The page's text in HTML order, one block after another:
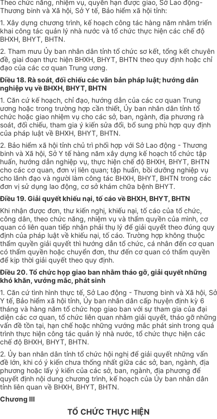
Theo chức năng, nhiệm vụ, quyền hạn được giao, Sở Lao động-
Thương binh và Xã hội, Sở Y tế, Bảo hiểm xã hội tỉnh:
1. Xây dựng chương trình, kế hoạch công tác hàng năm nhằm triển
khai công tác quản lý nhà nước và tổ chức thực hiện các chế độ
BHXH, BHYT, BHTN.
2. Tham mưu Ủy ban nhân dân tỉnh tổ chức sơ kết, tổng kết chuyên
đề, giai đoạn thực hiện BHXH, BHYT, BHTN theo quy định hoặc chỉ
đạo của các cơ quan Trung ương.
Điều 18. Rà soát, đối chiếu các văn bản pháp luật; hướng dẫn
nghiệp vụ về BHXH, BHYT, BHTN
1. Căn cứ kế hoạch, chỉ đạo, hướng dẫn của các cơ quan Trung
ương hoặc trong trường hợp cần thiết, Ủy ban nhân dân tỉnh tổ
chức hoặc giao nhiệm vụ cho các sở, ban, ngành, địa phương rà
soát, đối chiếu, tham gia ý kiến sửa đổi, bổ sung phù hợp quy định
của pháp luật về BHXH, BHYT, BHTN.
2. Bảo hiểm xã hội tỉnh chủ trì phối hợp với Sở Lao động - Thương
binh và Xã hội, Sở Y tế hàng năm xây dựng kế hoạch tổ chức tập
huấn, hướng dẫn nghiệp vụ, thực hiện chế độ BHXH, BHYT, BHTN
cho các cơ quan, đơn vị liên quan; tập huấn, bồi dưỡng nghiệp vụ
cho lãnh đạo và người làm công tác BHXH, BHYT, BHTN trong các
đơn vị sử dụng lao động, cơ sở khám chữa bệnh BHYT.
Điều 19. Giải quyết khiếu nại, tố cáo về BHXH, BHYT, BHTN
Khi nhận được đơn, thư kiến nghị, khiếu nại, tố cáo của tổ chức,
công dân, theo chức năng, nhiệm vụ và thẩm quyền của mình, cơ
quan có liên quan tiếp nhận phải thụ lý để giải quyết theo đúng quy
định của pháp luật về khiếu nại, tố cáo. Trường hợp không thuộc
thẩm quyền giải quyết thì hướng dẫn tổ chức, cá nhân đến cơ quan
có thẩm quyền hoặc chuyển đơn, thư đến cơ quan có thẩm quyền
để kịp thời giải quyết theo quy định.
Điều 20. Tổ chức họp giao ban nhằm tháo gỡ, giải quyết những
khó khăn, vướng mắc, phát sinh
1. Căn cứ tình hình thực tế, Sở Lao động - Thương binh và Xã hội, Sở
Y tế, Bảo hiểm xã hội tỉnh, Ủy ban nhân dân cấp huyện định kỳ 6
tháng và hàng năm tổ chức họp giao ban với sự tham gia của đại
diện các cơ quan, tổ chức liên quan nhằm giải quyết, tháo gỡ những
vấn đề tồn tại, hạn chế hoặc những vướng mắc phát sinh trong quá
trình thực hiện công tác quản lý nhà nước, tổ chức thực hiện các
chế độ BHXH, BHYT, BHTN.
2. Ủy ban nhân dân tỉnh tổ chức hội nghị để giải quyết những vấn
đề lớn, khi có ý kiến chưa thống nhất giữa các sở, ban, ngành, địa
phương hoặc lấy ý kiến của các sở, ban, ngành, địa phương để
quyết định nội dung chương trình, kế hoạch của Ủy ban nhân dân
tỉnh liên quan về BHXH, BHYT, BHTN.
Chương III
TỔ CHỨC THỰC HIỆN